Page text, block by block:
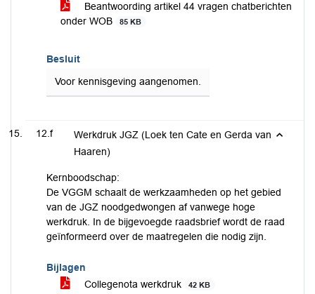
Beantwoording artikel 44 vragen chatberichten
onder WOB
85 KB
Besluit
Voor kennisgeving aangenomen.
12.f
Werkdruk JGZ (Loek ten Cate en Gerda van
Haaren)
Kernboodschap:
De VGGM schaalt de werkzaamheden op het gebied
van de JGZ noodgedwongen af vanwege hoge
werkdruk. In de bijgevoegde raadsbrief wordt de raad
geïnformeerd over de maatregelen die nodig zijn.
Bijlagen
Collegenota werkdruk
42 KB